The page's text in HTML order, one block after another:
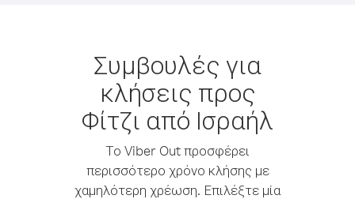
Συμβουλές για
κλήσεις προς
Φίτζι από Ισραήλ
Το Viber Out προσφέρει
περισσότερο χρόνο κλήσης με
χαμηλότερη χρέωση. Επιλέξτε μία